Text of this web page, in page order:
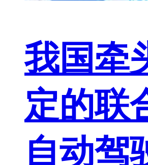
我国牵
定的联
自动驾